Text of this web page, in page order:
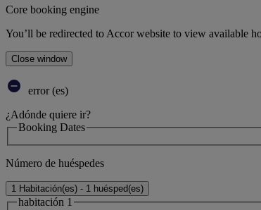
Core booking engine
You’ll be redirected to Accor website to view available
Close window
error (es)
¿Adónde quiere ir?
Booking Dates
Número de huéspedes
1 Habitación(es) - 1 huésped(es)
habitación 1